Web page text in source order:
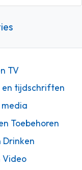
TV
en tijdschriften
media
Toebehoren
Drinken
Video